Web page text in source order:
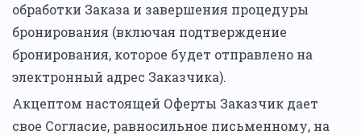
обработки Заказа и завершения процедуры
бронирования (включая подтверждение
бронирования, которое будет отправлено на
электронный адрес Заказчика).
Акцептом настоящей Оферты Заказчик дает
свое Согласие, равносильное письменному, на